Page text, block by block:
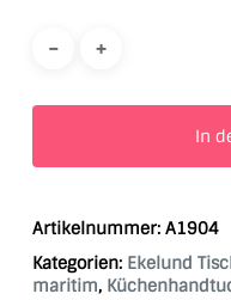
In
Artikelnummer: A1904
Kategorien: Ekelund
maritim,